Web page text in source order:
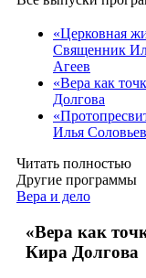
«Церковная
Священник
Агеев
«Вера как
Долгова
Илья
Читать полностью
Другие программы
Вера и дело
«Вера как
Кира Долгова